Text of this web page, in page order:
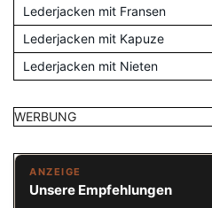
Lederjacken mit Fransen
Lederjacken mit Kapuze
Lederjacken mit Nieten
WERBUNG
ANZEIGE
Unsere Empfehlungen